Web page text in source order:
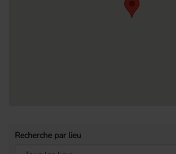
Recherche par lieu